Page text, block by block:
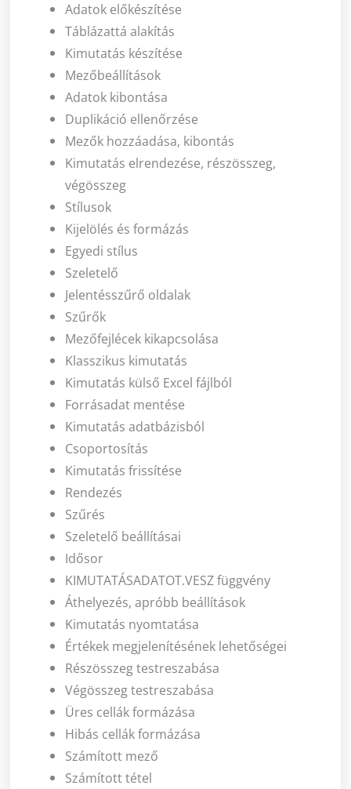
Adatok előkészítése
Táblázattá alakítás
Kimutatás készítése
Mezőbeállítások
Adatok kibontása
Duplikáció ellenőrzése
Mezők hozzáadása, kibontás
Kimutatás elrendezése, részösszeg,
végösszeg
Stílusok
Kijelölés és formázás
Egyedi stílus
Szeletelő
Jelentésszűrő oldalak
Szűrők
Mezőfejlécek kikapcsolása
Klasszikus kimutatás
Kimutatás külső Excel fájlból
Forrásadat mentése
Kimutatás adatbázisból
Csoportosítás
Kimutatás frissítése
Rendezés
Szűrés
Szeletelő beállításai
Idősor
KIMUTATÁSADATOT.VESZ függvény
Áthelyezés, apróbb beállítások
Kimutatás nyomtatása
Értékek megjelenítésének lehetőségei
Részösszeg testreszabása
Végösszeg testreszabása
Üres cellák formázása
Hibás cellák formázása
Számított mező
Számított tétel